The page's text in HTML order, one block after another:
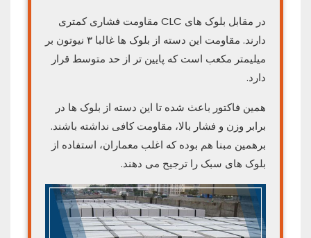
در مقابل بلوک های CLC مقاومت فشاری کمتری
دارند. مقاومت این دسته از بلوک ها غالبا ۳ نیوتون بر
میلیمتر مکعب است که پایین تر از حد متوسط قرار
دارد.
همین فاکتور باعث شده تا این دسته از بلوک ها در
برابر وزن و فشار بالا، مقاومت کافی نداشته باشند.
برهمین مبنا هم بوده که اغلب معماران، استفاده از
بلوک های سبک را ترجیح می دهند.